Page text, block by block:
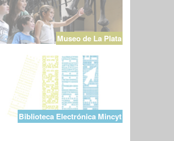
Museo de La Plata
Biblioteca Electrónica Mincyt